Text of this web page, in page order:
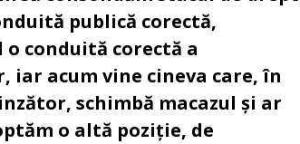
publică corectă,
conduită corectă a
iar acum vine cineva care, în
schimbă macazul și ar
o altă poziție, de